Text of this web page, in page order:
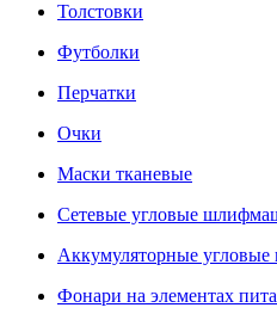
Толстовки
Футболки
Перчатки
Очки
Маски тканевые
Сетевые угловые
Аккумуляторные
Фонари на элементах